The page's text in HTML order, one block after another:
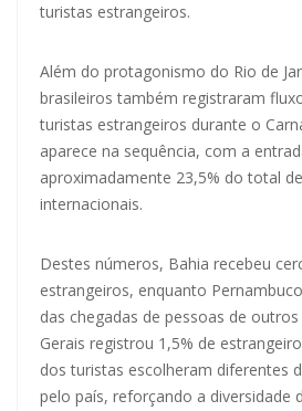
turistas estrangeiros.
Além do protagonismo do Rio de
brasileiros também registraram
turistas estrangeiros durante o
aparece na sequência, com a
aproximadamente 23,5% do total
internacionais.
Destes números, Bahia recebeu
estrangeiros, enquanto
das chegadas de pessoas de outros
Gerais registrou 1,5% de
dos turistas escolheram diferentes
pelo país, reforçando a diversidade